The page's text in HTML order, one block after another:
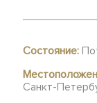
Состояние:
Санкт-